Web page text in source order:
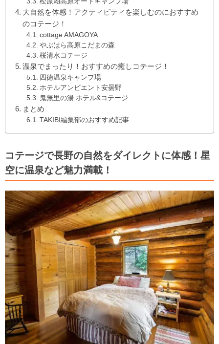
大自然を体感！アクティビティを楽しむのにおすすめ
のコテージ！
cottage AMAGOYA
やぶはら高原こだまの森
桜清水コテージ
温泉でまったり！おすすめの癒しコテージ！
四徳温泉キャンプ場
ホテルアンビエント安曇野
鬼無里の湯 ホテル&コテージ
まとめ
TAKIBI編集部のおすすめ記事
コテージで長野の自然をダイレクトに体感！星
空に温泉など魅力満載！